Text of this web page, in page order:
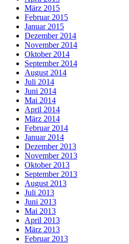
März 2015
Februar 2015
Januar 2015
Dezember 2014
November 2014
Oktober 2014
September 2014
August 2014
Juli 2014
Juni 2014
Mai 2014
April 2014
März 2014
Februar 2014
Januar 2014
Dezember 2013
November 2013
Oktober 2013
September 2013
August 2013
Juli 2013
Juni 2013
Mai 2013
April 2013
März 2013
Februar 2013